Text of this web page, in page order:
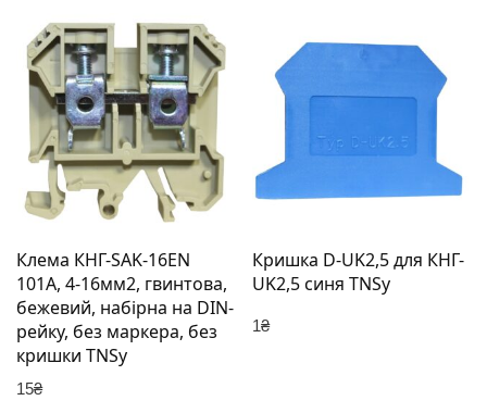
Клема КНГ-SAK-16EN
101А, 4-16мм2, гвинтова,
бежевий, набірна на DIN-
рейку, без маркера, без
кришки TNSy
15₴
Кришка D-UK2,5 для КНГ-
UK2,5 синя TNSy
1₴